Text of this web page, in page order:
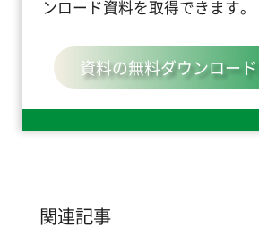
ンロード資料を取得できます。
資料の無料ダウンロー
関連記事